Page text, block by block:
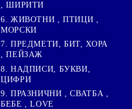
, ШИРИТИ
6. ЖИВОТНИ , ПТИЦИ ,
МОРСКИ
7. ПРЕДМЕТИ, БИТ, ХОРА
, ПЕЙЗАЖ
8. НАДПИСИ, БУКВИ,
ЦИФРИ
9. ПРАЗНИЧНИ , СВАТБА ,
БЕБЕ , LOVE